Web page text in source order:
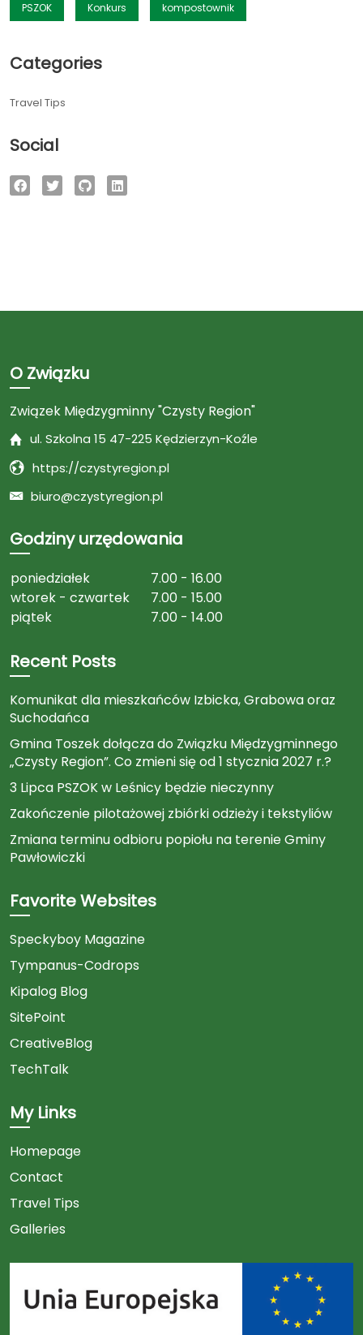
PSZOK Konkurs kompostownik
Categories
Travel Tips
Social
O Związku
Związek Międzygminny "Czysty Region"
ul. Szkolna 15 47-225 Kędzierzyn-Koźle
https://czystyregion.pl
biuro@czystyregion.pl
Godziny urzędowania
poniedziałek
7.00 - 16.00
wtorek - czwartek
7.00 - 15.00
piątek
7.00 - 14.00
Recent Posts
Komunikat dla mieszkańców Izbicka, Grabowa oraz
Suchodańca
Gmina Toszek dołącza do Związku Międzygminnego
„Czysty Region”. Co zmieni się od 1 stycznia 2027 r.?
3 Lipca PSZOK w Leśnicy będzie nieczynny
Zakończenie pilotażowej zbiórki odzieży i tekstyliów
Zmiana terminu odbioru popiołu na terenie Gminy
Pawłowiczki
Favorite Websites
Speckyboy Magazine
Tympanus-Codrops
Kipalog Blog
SitePoint
CreativeBlog
TechTalk
My Links
Homepage
Contact
Travel Tips
Galleries